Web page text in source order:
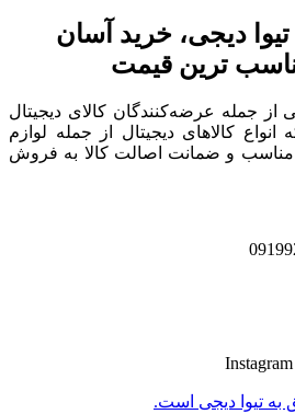
تیوا دیجی، خرید آسان
ترین قیمت
از جمله عرضه‌کنندگان کالای دیجیتال
کالاهای دیجیتال از جمله لوازم
مناسب و ضمانت اصالت کالا به فروش
Instagram
به تیوا دیجی است.